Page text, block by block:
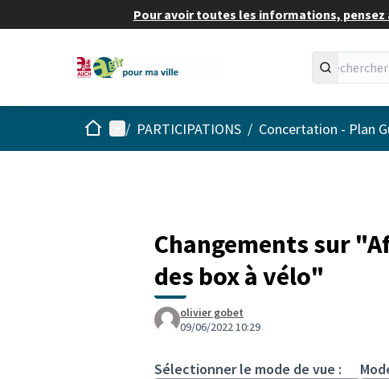
Pour avoir toutes les informations,
AccueilMenu principal
/ PARTICIPATIONS / Concertation - Plan
Changements sur
des box à vélo"
olivier gobet
09/06/2022 10:29
Sélectionner le mode de vue :